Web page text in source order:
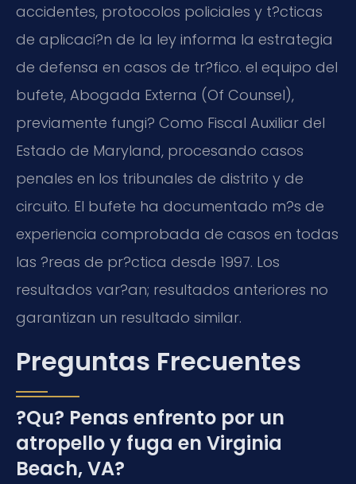
accidentes, protocolos policiales y t?cticas
de aplicaci?n de la ley informa la estrategia
de defensa en casos de tr?fico. el equipo del
bufete, Abogada Externa (Of Counsel),
previamente fungi? Como Fiscal Auxiliar del
Estado de Maryland, procesando casos
penales en los tribunales de distrito y de
circuito. El bufete ha documentado m?s de
experiencia comprobada de casos en todas
las ?reas de pr?ctica desde 1997. Los
resultados var?an; resultados anteriores no
garantizan un resultado similar.
Preguntas Frecuentes
?Qu? Penas enfrento por un
atropello y fuga en Virginia
Beach, VA?